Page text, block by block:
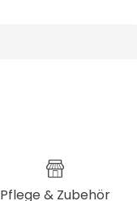
Pflege & Zubehör